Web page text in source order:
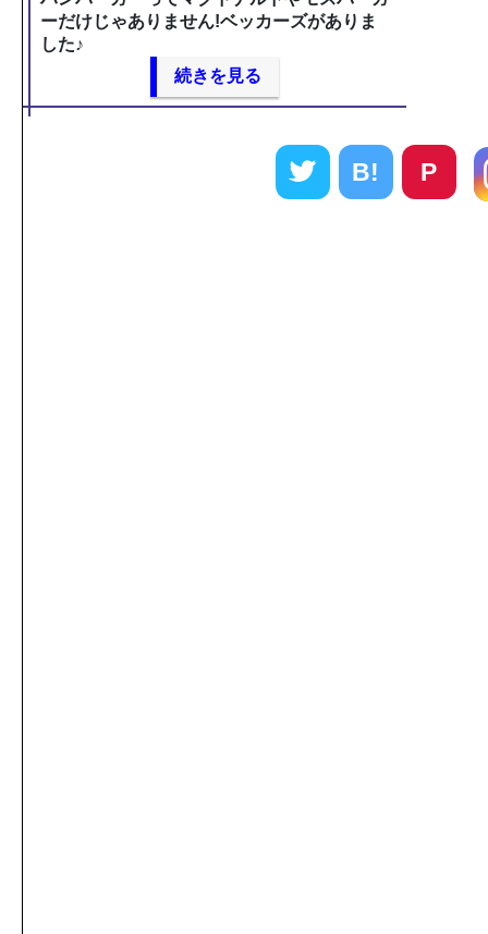
ーだけじゃありません!ベッカーズがありま
した♪
続きを見る
B! P